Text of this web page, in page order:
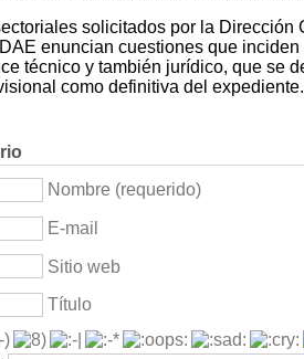
solicitados por la Dirección
enuncian cuestiones que
técnico y también jurídico, que se
como definitiva del expediente.
Nombre (requerido)
E-mail
Sitio web
Título